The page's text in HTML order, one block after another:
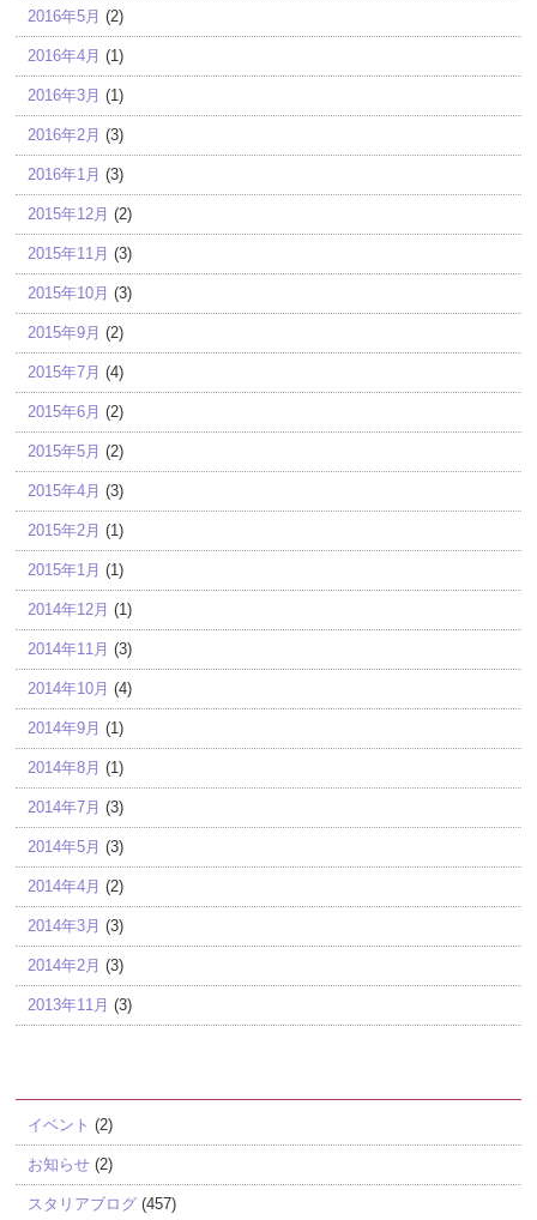
2016年5月 (2)
2016年4月 (1)
2016年3月 (1)
2016年2月 (3)
2016年1月 (3)
2015年12月 (2)
2015年11月 (3)
2015年10月 (3)
2015年9月 (2)
2015年7月 (4)
2015年6月 (2)
2015年5月 (2)
2015年4月 (3)
2015年2月 (1)
2015年1月 (1)
2014年12月 (1)
2014年11月 (3)
2014年10月 (4)
2014年9月 (1)
2014年8月 (1)
2014年7月 (3)
2014年5月 (3)
2014年4月 (2)
2014年3月 (3)
2014年2月 (3)
2013年11月 (3)
イベント (2)
お知らせ (2)
スタリアブログ (457)